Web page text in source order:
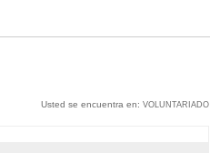
Usted se encuentra en: VOLUNTARIADO